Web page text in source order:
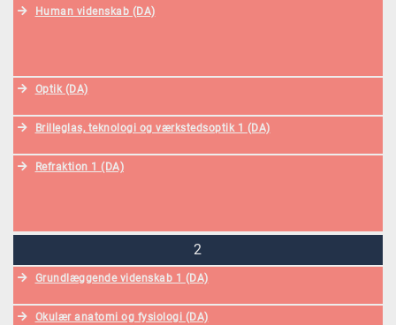
Human videnskab (DA)
Optik (DA)
Brilleglas, teknologi og værkstedsoptik 1 (DA)
Refraktion 1 (DA)
2
Grundlæggende videnskab 1 (DA)
Okulær anatomi og fysiologi (DA)